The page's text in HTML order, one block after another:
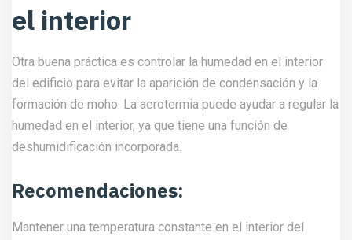
el interior
Otra buena práctica es controlar la humedad en el interior
del edificio para evitar la aparición de condensación y la
formación de moho. La aerotermia puede ayudar a regular la
humedad en el interior, ya que tiene una función de
deshumidificación incorporada.
Recomendaciones:
Mantener una temperatura constante en el interior del